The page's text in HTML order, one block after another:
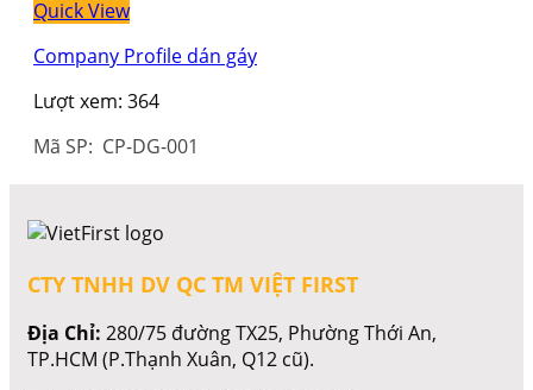
Quick View
Company Profile dán gáy
Lượt xem: 364
Mã SP: CP-DG-001
CTY TNHH DV QC TM VIỆT FIRST
Địa Chỉ: 280/75 đường TX25, Phường Thới An,
TP.HCM (P.Thạnh Xuân, Q12 cũ).